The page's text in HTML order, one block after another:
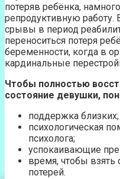
потеряв ребёнка,
репродуктивную
срывы в период
переноситься потеря
беременности, когда в
кардинальные
Чтобы полностью
состояние девушки,
поддержка близких;
психологическая
психолога;
успокаивающие
время, чтобы взять
потерей.